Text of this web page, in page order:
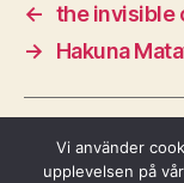
← the invisible
→
Hakuna
Vi använder
upplevelsen på